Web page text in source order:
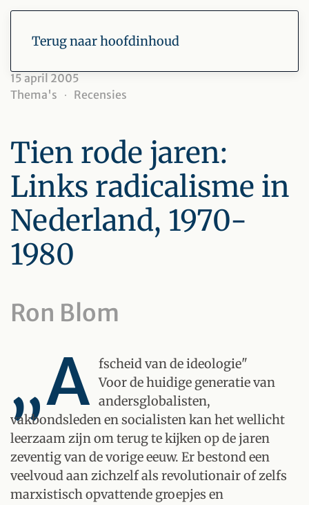
Terug naar hoofdinhoud
15 april 2005
Thema's
Recensies
Tien rode jaren:
Links radicalisme in
Nederland, 1970-
1980
Ron Blom
„A fscheid van de ideologie"
Voor de huidige generatie van
andersglobalisten,
vakbondsleden en socialisten kan het wellicht
leerzaam zijn om terug te kijken op de jaren
zeventig van de vorige eeuw. Er bestond een
veelvoud aan zichzelf als revolutionair of zelfs
marxistisch opvattende groepjes en